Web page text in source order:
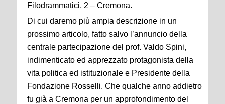
Filodrammatici, 2 – Cremona.
Di cui daremo più ampia descrizione in un
prossimo articolo, fatto salvo l’annuncio della
centrale partecipazione del prof. Valdo Spini,
indimenticato ed apprezzato protagonista della
vita politica ed istituzionale e Presidente della
Fondazione Rosselli. Che qualche anno addietro
fu già a Cremona per un approfondimento del